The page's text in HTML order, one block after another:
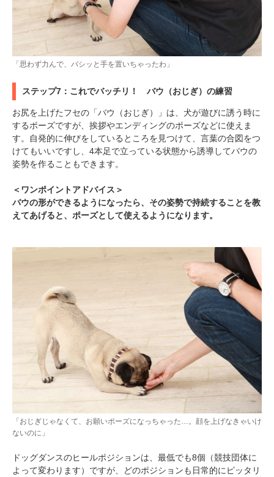
「思わず力んで、バシッと手を置いちゃったわ」
ステップ7：これでバッチリ！ バウ（おじぎ）の練習
お尻を上げたフセの「バウ（おじぎ）」は、犬が遊びに誘う時に
するポーズですが、挨拶やエンディングのポーズなどに使えま
す。自発的に伸びをしているところを見つけて、言葉の合図をつ
けてもいいですし、4本足で立っている状態から誘導してバウの
姿勢を作ることもできます。
＜ワンポイントアドバイス＞
バウの形ができるようになったら、その姿勢で持続することを教
えてあげると、ポーズとして使えるようになります。
「おじぎじゃなくて、お願いポーズになっちゃった…。顔を上げなきゃいけ
ないのに」
ドッグダンスのヒールポジションは、最低でも8個（競技団体に
よって変わります）ですが、どのポジションも日常的にピッタリ